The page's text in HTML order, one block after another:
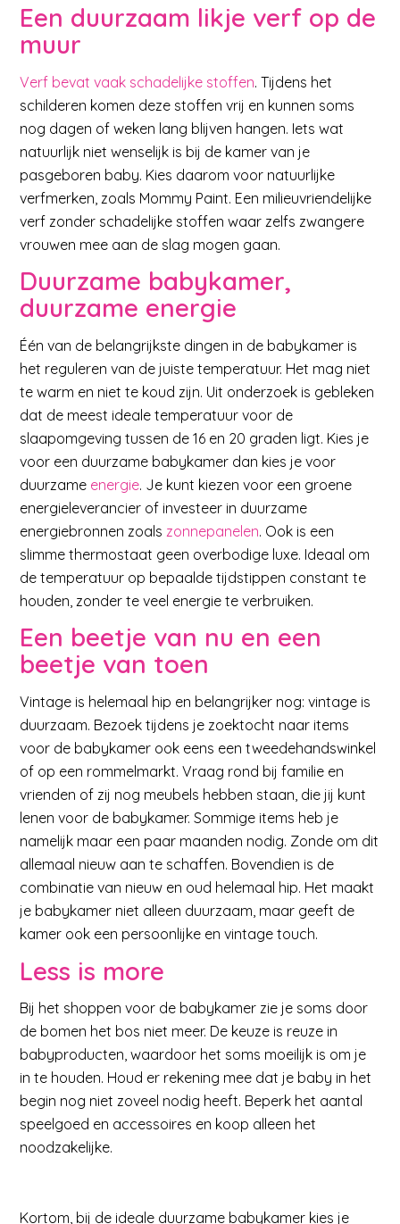
Een duurzaam likje verf op de
muur
Verf bevat vaak schadelijke stoffen. Tijdens het
schilderen komen deze stoffen vrij en kunnen soms
nog dagen of weken lang blijven hangen. Iets wat
natuurlijk niet wenselijk is bij de kamer van je
pasgeboren baby. Kies daarom voor natuurlijke
verfmerken, zoals Mommy Paint. Een milieuvriendelijke
verf zonder schadelijke stoffen waar zelfs zwangere
vrouwen mee aan de slag mogen gaan.
Duurzame babykamer,
duurzame energie
Één van de belangrijkste dingen in de babykamer is
het reguleren van de juiste temperatuur. Het mag niet
te warm en niet te koud zijn. Uit onderzoek is gebleken
dat de meest ideale temperatuur voor de
slaapomgeving tussen de 16 en 20 graden ligt. Kies je
voor een duurzame babykamer dan kies je voor
duurzame energie. Je kunt kiezen voor een groene
energieleverancier of investeer in duurzame
energiebronnen zoals zonnepanelen. Ook is een
slimme thermostaat geen overbodige luxe. Ideaal om
de temperatuur op bepaalde tijdstippen constant te
houden, zonder te veel energie te verbruiken.
Een beetje van nu en een
beetje van toen
Vintage is helemaal hip en belangrijker nog: vintage is
duurzaam. Bezoek tijdens je zoektocht naar items
voor de babykamer ook eens een tweedehandswinkel
of op een rommelmarkt. Vraag rond bij familie en
vrienden of zij nog meubels hebben staan, die jij kunt
lenen voor de babykamer. Sommige items heb je
namelijk maar een paar maanden nodig. Zonde om dit
allemaal nieuw aan te schaffen. Bovendien is de
combinatie van nieuw en oud helemaal hip. Het maakt
je babykamer niet alleen duurzaam, maar geeft de
kamer ook een persoonlijke en vintage touch.
Less is more
Bij het shoppen voor de babykamer zie je soms door
de bomen het bos niet meer. De keuze is reuze in
babyproducten, waardoor het soms moeilijk is om je
in te houden. Houd er rekening mee dat je baby in het
begin nog niet zoveel nodig heeft. Beperk het aantal
speelgoed en accessoires en koop alleen het
noodzakelijke.
Kortom, bij de ideale duurzame babykamer kies je